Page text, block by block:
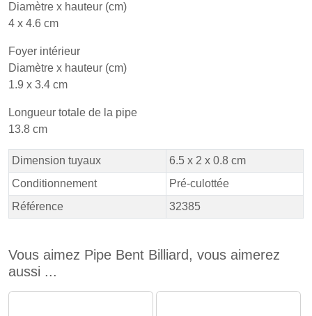
Diamètre x hauteur (cm)
4 x 4.6 cm
Foyer intérieur
Diamètre x hauteur (cm)
1.9 x 3.4 cm
Longueur totale de la pipe
13.8 cm
Dimension tuyaux
6.5 x 2 x 0.8 cm
Conditionnement
Pré-culottée
Référence
32385
Vous aimez Pipe Bent Billiard, vous aimerez
aussi ...